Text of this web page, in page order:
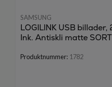
SAMSUNG
LOGILINK USB
Ink. Antiskli matte SORT
Produktnummer: 1782